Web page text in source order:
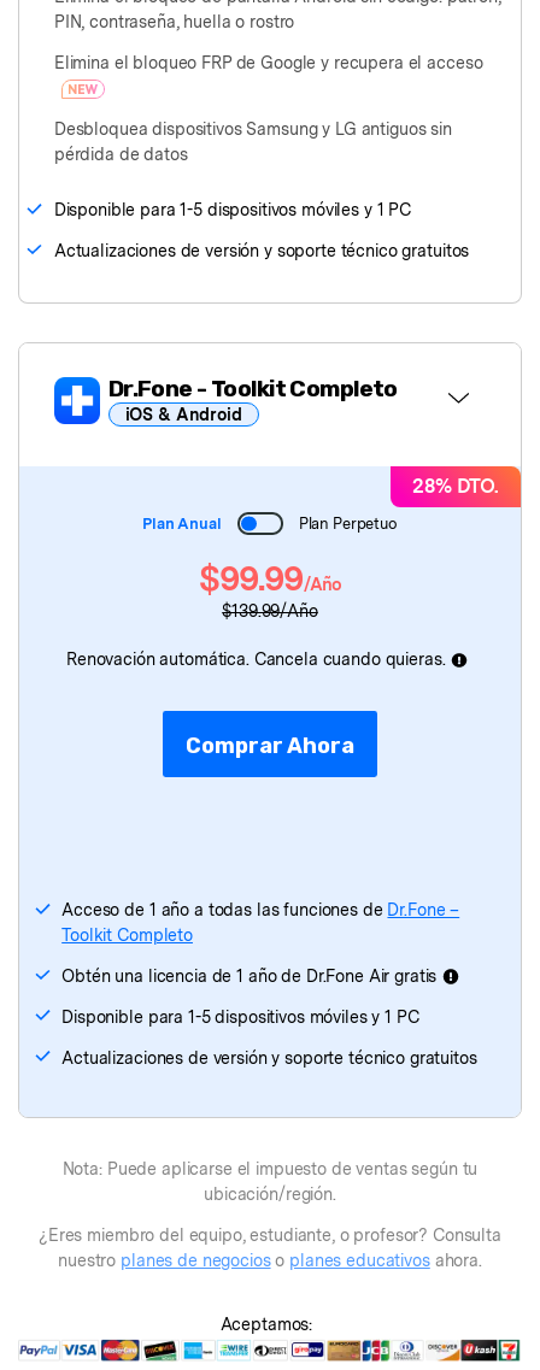
PIN, contraseña, huella o rostro
Elimina el bloqueo FRP de Google y recupera el acceso
Desbloquea dispositivos Samsung y LG antiguos sin
pérdida de datos
󠀰Disponible para 1-5 dispositivos móviles y 1 PC󠀲󠀩󠀤󠀦󠀠󠀠󠀤󠀧󠀳
Actualizaciones de versión y soporte técnico gratuitos
Dr.Fone - Toolkit Completo
iOS & Android
- Desbloqueo de Pantalla
- Reparación de Sistema
Dr.Fone- Ubicación Virtual
- Borrador de Datos
- Recuperación de Datos
28% DTO.
Plan Anual Plan Perpetuo
$99.99/Año
$139.99/Año
Renovación automática. Cancela cuando quieras.
Comprar Ahora
Acceso de 1 año a todas las funciones de Dr.Fone –
Toolkit Completo
Obtén una licencia de 1 año de Dr.Fone Air gratis
Disponible para 1-5 dispositivos móviles y 1 PC
Actualizaciones de versión y soporte técnico gratuitos
Nota: Puede aplicarse el impuesto de ventas según tu
ubicación/región.
¿Eres miembro del equipo, estudiante, o profesor? Consulta
nuestro planes de negocioso planes educativosahora.
Aceptamos: